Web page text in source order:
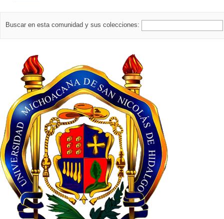
Buscar en esta comunidad y sus colecciones: